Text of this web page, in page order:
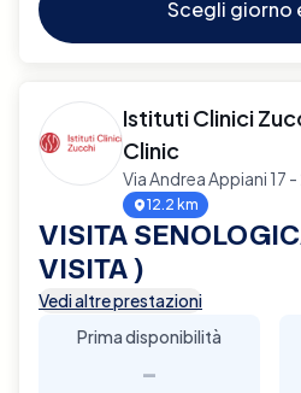
Scegli giorno
Istituti Clinici
Clinic
Via Andrea Appiani 17
12.2 km
VISITA
VISITA )
Vedi altre prestazioni
Prima disponibilità
-